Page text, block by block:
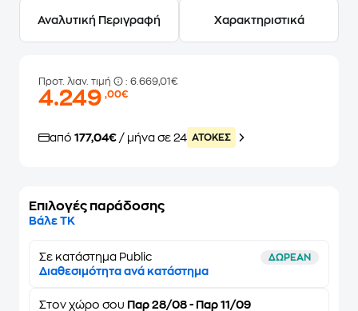
Αναλυτική Περιγραφή Χαρακτηριστικά
Προτ. λιαν. τιμή : 6.669,01€
4.249,00€
από 177,04€ / μήνα σε 24 ATOKEΣ
Επιλογές παράδοσης
Βάλε ΤΚ
Σε κατάστημα Public ΔΩΡΕΑΝ
Διαθεσιμότητα ανά κατάστημα
Στον χώρο σου Παρ 28/08 - Παρ 11/09